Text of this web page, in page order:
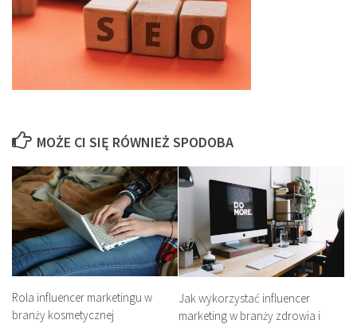
MOŻE CI SIĘ RÓWNIEŻ SPODOBA
Rola influencer marketingu w
branży kosmetycznej
Jak wykorzystać influencer
marketing w branży zdrowia i